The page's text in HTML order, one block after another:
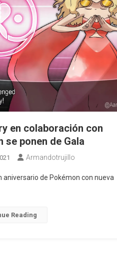
en colaboración con
se ponen de Gala
Armandotrujillo
aniversario de Pokémon con nueva
Reading